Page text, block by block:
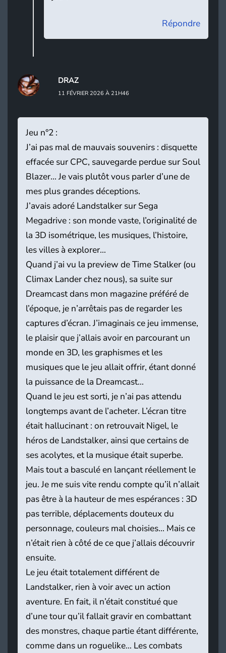
Répondre
DRAZ
11 FÉVRIER 2026 À 21H46
Jeu n°2 :
J’ai pas mal de mauvais souvenirs : disquette
effacée sur CPC, sauvegarde perdue sur Soul
Blazer… Je vais plutôt vous parler d’une de
mes plus grandes déceptions.
J’avais adoré Landstalker sur Sega
Megadrive : son monde vaste, l’originalité de
la 3D isométrique, les musiques, l’histoire,
les villes à explorer…
Quand j’ai vu la preview de Time Stalker (ou
Climax Lander chez nous), sa suite sur
Dreamcast dans mon magazine préféré de
l’époque, je n’arrêtais pas de regarder les
captures d’écran. J’imaginais ce jeu immense,
le plaisir que j’allais avoir en parcourant un
monde en 3D, les graphismes et les
musiques que le jeu allait offrir, étant donné
la puissance de la Dreamcast…
Quand le jeu est sorti, je n’ai pas attendu
longtemps avant de l’acheter. L’écran titre
était hallucinant : on retrouvait Nigel, le
héros de Landstalker, ainsi que certains de
ses acolytes, et la musique était superbe.
Mais tout a basculé en lançant réellement le
jeu. Je me suis vite rendu compte qu’il n’allait
pas être à la hauteur de mes espérances : 3D
pas terrible, déplacements douteux du
personnage, couleurs mal choisies… Mais ce
n’était rien à côté de ce que j’allais découvrir
ensuite.
Le jeu était totalement différent de
Landstalker, rien à voir avec un action
aventure. En fait, il n’était constitué que
d’une tour qu’il fallait gravir en combattant
des monstres, chaque partie étant différente,
comme dans un roguelike… Les combats